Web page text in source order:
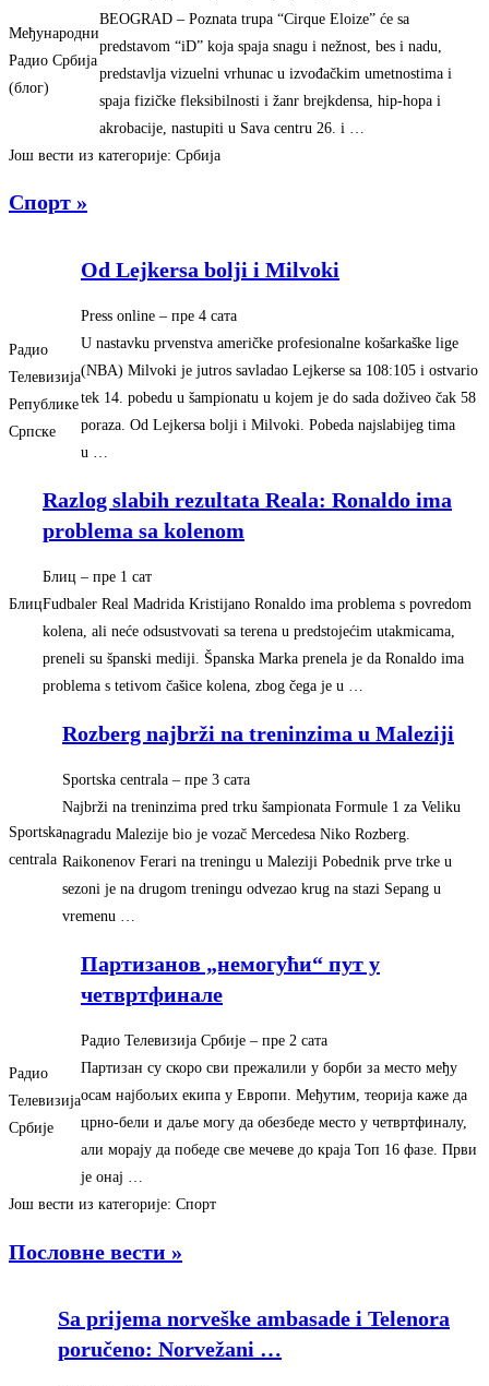
Међународни
Радио Србија
(блог)
BEOGRAD – Poznata trupa “Cirque Eloize” će sa
predstavom “iD” koja spaja snagu i nežnost, bes i nadu,
predstavlja vizuelni vrhunac u izvođačkim umetnostima i
spaja fizičke fleksibilnosti i žanr brejkdensa, hip-hopa i
akrobacije, nastupiti u Sava centru 26. i …
Још вести из категорије: Србија
Спорт »
Радио
Телевизија
Републике
Српске
Od Lejkersa bolji i Milvoki
Press online – ‎пре 4 сата‎
U nastavku prvenstva američke profesionalne košarkaške lige
(NBA) Milvoki je jutros savladao Lejkerse sa 108:105 i ostvario
tek 14. pobedu u šampionatu u kojem je do sada doživeo čak 58
poraza. Od Lejkersa bolji i Milvoki. Pobeda najslabijeg tima
u …
Блиц
Razlog slabih rezultata Reala: Ronaldo ima
problema sa kolenom
Блиц – ‎пре 1 сат‎
Fudbaler Real Madrida Kristijano Ronaldo ima problema s povredom
kolena, ali neće odsustvovati sa terena u predstojećim utakmicama,
preneli su španski mediji. Španska Marka prenela je da Ronaldo ima
problema s tetivom čašice kolena, zbog čega je u …
Sportska
centrala
Rozberg najbrži na treninzima u Maleziji
Sportska centrala – ‎пре 3 сата‎
Najbrži na treninzima pred trku šampionata Formule 1 za Veliku
nagradu Malezije bio je vozač Mercedesa Niko Rozberg.
Raikonenov Ferari na treningu u Maleziji Pobednik prve trke u
sezoni je na drugom treningu odvezao krug na stazi Sepang u
vremenu …
Радио
Телевизија
Србије
Партизанов „немогући“ пут у
четвртфинале
Радио Телевизија Србије – ‎пре 2 сата‎
Партизан су скоро сви прежалили у борби за место међу
осам најбољих екипа у Европи. Међутим, теорија каже да
црно-бели и даље могу да обезбеде место у четвртфиналу,
али морају да победе све мечеве до краја Топ 16 фазе. Први
је онај …
Још вести из категорије: Спорт
Пословне вести »
Sa prijema norveške ambasade i Telenora
poručeno: Norvežani …